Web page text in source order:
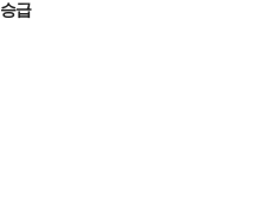
승급